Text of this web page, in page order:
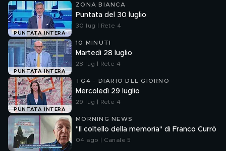
PUNTATA INTERA
ZONA BIANCA
Puntata del 30 luglio
30 lug | Rete 4
PUNTATA INTERA
10 MINUTI
Martedì 28 luglio
28 lug | Rete 4
PUNTATA INTERA
TG4 - DIARIO DEL GIORNO
Mercoledì 29 luglio
29 lug | Rete 4
MORNING NEWS
"Il coltello della memoria" di Franco Currò
04 ago | Canale 5